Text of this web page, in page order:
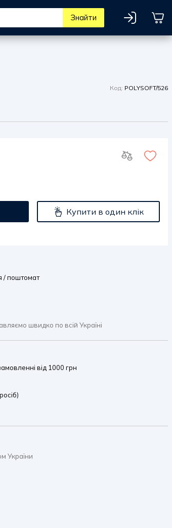
Знайти
Код: POLYSOFT/526
Купити в один клік
/ поштомат
швидко по всій Україні
від 1000 грн
України